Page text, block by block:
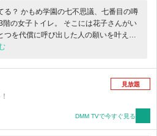
る？ かもめ学園の七不思議、七番目の噂
階の女子トイレ。 そこには花子さんがい
つを代償に呼び出した人の願いを叶えて
出し方はノックを3回。 そして―― 「花
レの花子さん』こと“花子くん”と縁を結ん
寧々。祓い屋の少年・源 光。 2人は花子
改変された七不思議や怪異たちの噂を元
を発したトラブルや、『美術室のシジマ
した偽物の世界からの脱出を経て 寧々は
見放題
DMM TVで今すぐ見る